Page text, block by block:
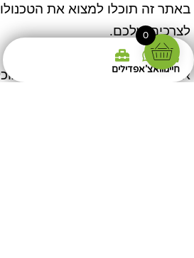
באתר זה תוכלו למצוא את
לצרכים שלכם.
אתר זה הנו אתר שמיש לכלל
חייגווואצ'אפדילים
0